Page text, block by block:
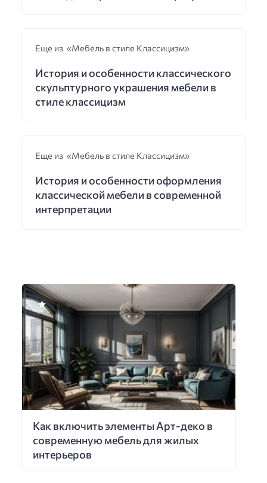
Еще из «Мебель в стиле Классицизм»
История и особенности классического
скульптурного украшения мебели в
стиле классицизм
Еще из «Мебель в стиле Классицизм»
История и особенности оформления
классической мебели в современной
интерпретации
Как включить элементы Арт-деко в
современную мебель для жилых
интерьеров